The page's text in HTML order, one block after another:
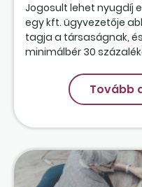
Jogosult lehet nyugdíj
egy kft. ügyvezetője
tagja a társaságnak,
minimálbér 30
Tovább